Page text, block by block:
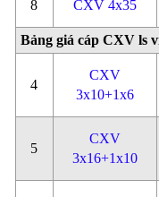
8 CXV 4x35
Bảng giá cáp CXV ls
4
CXV
3x10+1x6
5
CXV
3x16+1x10